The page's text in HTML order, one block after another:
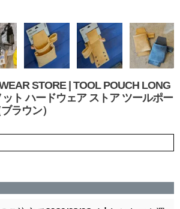
STORE | TOOL POUCH LONG
ト ハードウェア ストア ツールポー
ラウン）